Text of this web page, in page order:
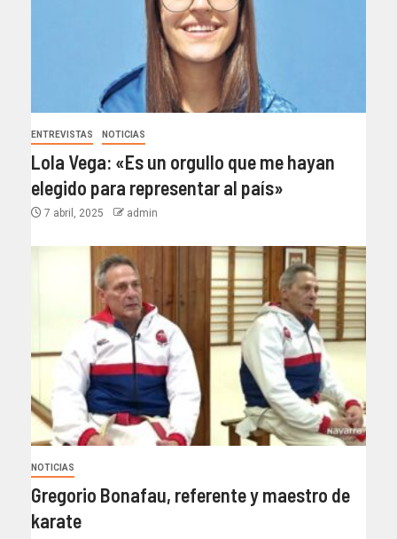
ENTREVISTAS NOTICIAS
Lola Vega: «Es un orgullo que me hayan
elegido para representar al país»
7 abril, 2025 admin
NOTICIAS
Gregorio Bonafau, referente y maestro de
karate